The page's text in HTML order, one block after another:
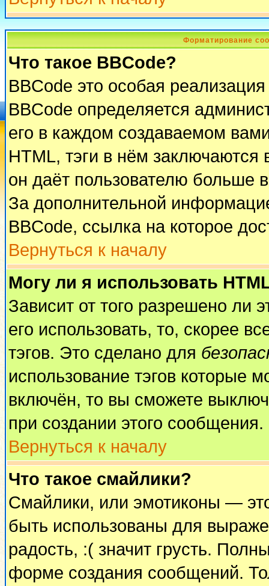
Форматирование
Что такое BBCode?
BBCode это особая
BBCode определяется
его в каждом создаваемом
HTML, тэги в нём заключаются
он даёт пользователю больше
За дополнительной
BBCode, ссылка на которое
Вернуться к началу
Могу ли я использовать
Зависит от того разрешено ли
его использовать, то, скорее
тэгов. Это сделано для
использование тэгов которые
включён, то вы сможете
при создании этого сообщения.
Вернуться к началу
Что такое смайлики?
Смайлики, или эмотиконы —
быть использованы для
радость, :( значит грусть.
форме создания сообщений.